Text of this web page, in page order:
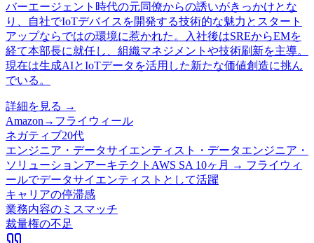
バーエージェント時代の元同僚からの誘いがきっかけとな
り、自社でIoTデバイスを開発する技術的な魅力とスタート
アップならではの環境に惹かれた。入社後はSREからEMを
経て本部長に就任し、組織マネジメントや技術刷新を主導。
現在は生成AIとIoTデータを活用した新たな価値創造に挑ん
でいる。
詳細を見る →
Amazon→ フライウィール
ネガティブ20代
エンジニア・データサイエンティスト・データエンジニア・
ソリューションアーキテクト AWS SA 10ヶ月 → フライウィ
ールでデータサイエンティストとして活躍
キャリアの停滞感
業務内容のミスマッチ
裁量権の不足